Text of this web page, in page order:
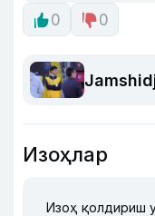
0
0
Изоҳлар
Изоҳ қолдириш